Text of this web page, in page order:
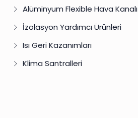
Alüminyum Flexible Hava Kanalı
İzolasyon Yardımcı Ürünleri
Isı Geri Kazanımları
Klima Santralleri